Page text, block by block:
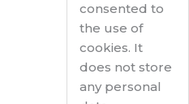
consented to
the use of
cookies. It
does not store
any personal